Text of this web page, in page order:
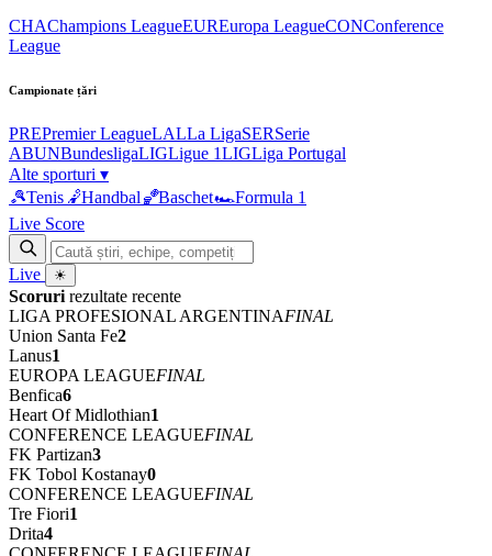
CHAChampions LeagueEUREuropa LeagueCONConference
League
Campionate țări
PREPremier LeagueLALLa LigaSERSerie
ABUNBundesligaLIGLigue 1LIGLiga Portugal
Alte sporturi ▾
🎾Tenis 🤾Handbal🏀Baschet🏎Formula 1
Live Score
Live ☀
Scoruri rezultate recente
LIGA PROFESIONAL ARGENTINAFINAL
Union Santa Fe2
Lanus1
EUROPA LEAGUEFINAL
Benfica6
Heart Of Midlothian1
CONFERENCE LEAGUEFINAL
FK Partizan3
FK Tobol Kostanay0
CONFERENCE LEAGUEFINAL
Tre Fiori1
Drita4